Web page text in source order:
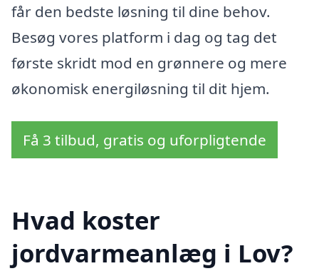
får den bedste løsning til dine behov.
Besøg vores platform i dag og tag det
første skridt mod en grønnere og mere
økonomisk energiløsning til dit hjem.
Få 3 tilbud, gratis og uforpligtende
Hvad koster
jordvarmeanlæg i Lov?